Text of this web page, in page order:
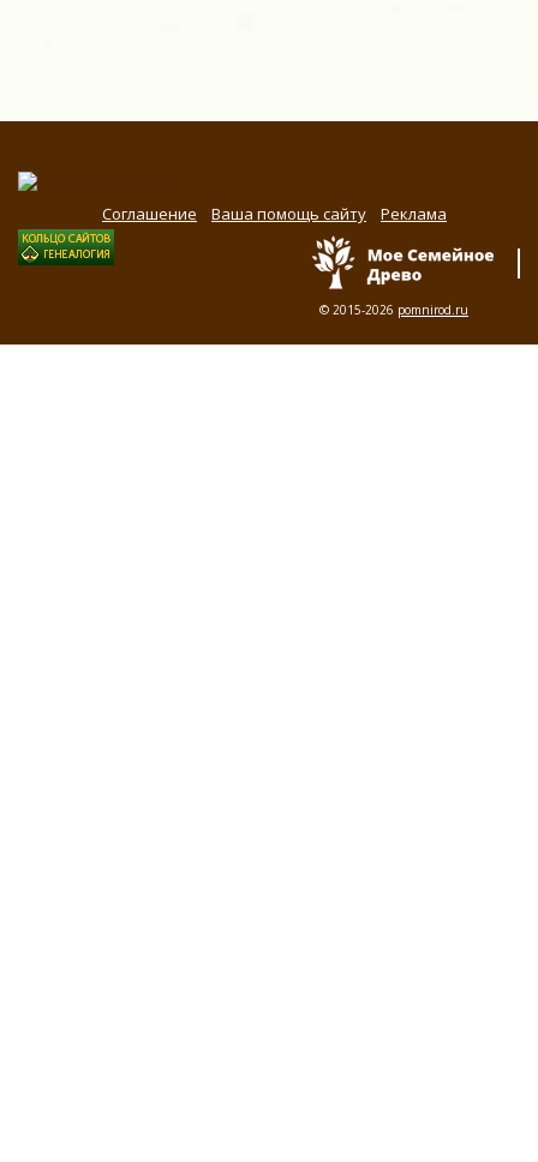
Соглашение Ваша помощь сайту Реклама
© 2015-2026 pomnirod.ru